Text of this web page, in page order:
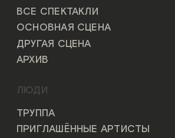
ВСЕ СПЕКТАКЛИ
ОСНОВНАЯ СЦЕНА
ДРУГАЯ СЦЕНА
АРХИВ
ЛЮДИ
ТРУППА
ПРИГЛАШЁННЫЕ АРТИСТЫ